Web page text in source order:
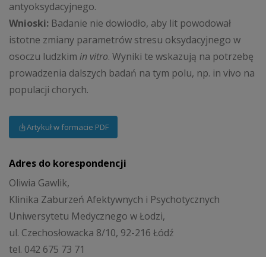
antyoksydacyjnego.
Wnioski: Badanie nie dowiodło, aby lit powodował
istotne zmiany parametrów stresu oksydacyjnego w
osoczu ludzkim in vitro. Wyniki te wskazują na potrzebę
prowadzenia dalszych badań na tym polu, np. in vivo na
populacji chorych.
Artykuł w formacie PDF
Adres do korespondencji
Oliwia Gawlik,
Klinika Zaburzeń Afektywnych i Psychotycznych
Uniwersytetu Medycznego w Łodzi,
ul. Czechosłowacka 8/10, 92-216 Łódź
tel. 042 675 73 71